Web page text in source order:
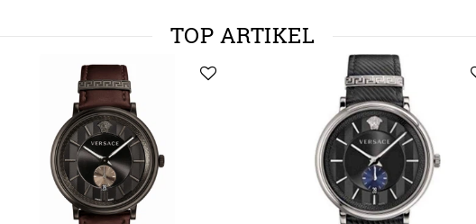
TOP ARTIKEL